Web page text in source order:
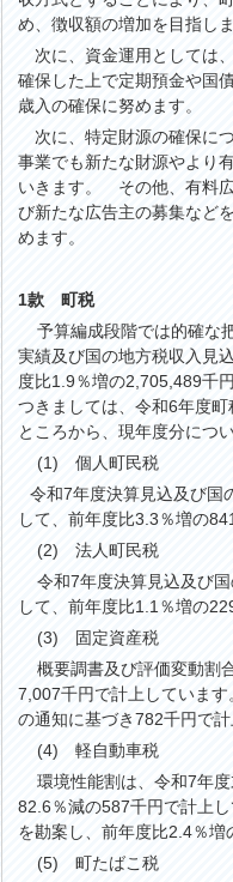
め、徴収額の増加を目指しま
次に、資金運用としては
確保した上で定期預金や国
歳入の確保に努めます。
次に、特定財源の確保に
事業でも新たな財源やより
いきます。 その他、有料
び新たな広告主の募集など
めます。
1款 町税
予算編成段階では的確な
実績及び国の地方税収入見
度比1.9％増の2,705,489千
つきましては、令和6年度
ところから、現年度分につ
(1) 個人町民税
7年度決算見込及び国の
して、前年度比3.3％増の
(2) 法人町民税
令和7年度決算見込及び
して、前年度比1.1％増の
(3) 固定資産税
概要調書及び評価変動割
7,007千円で計上していま
の通知に基づき782千円で計
(4) 軽自動車税
環境性能割は、令和7年
82.6％減の587千円で計上
を勘案し、前年度比2.4％増
(5) 町たばこ税